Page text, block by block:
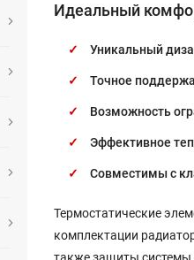
Идеальный
Уникальный
Точное
Возможность
Эффективное
Совместимы с
Термостатические
комплектации